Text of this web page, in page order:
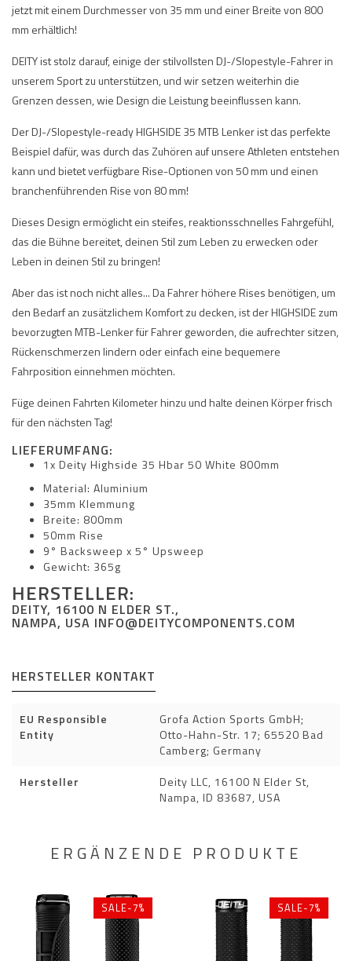
jetzt mit einem Durchmesser von 35 mm und einer Breite von 800
mm erhältlich!
DEITY ist stolz darauf, einige der stilvollsten DJ-/Slopestyle-Fahrer in
unserem Sport zu unterstützen, und wir setzen weiterhin die
Grenzen dessen, wie Design die Leistung beeinflussen kann.
Der DJ-/Slopestyle-ready HIGHSIDE 35 MTB Lenker ist das perfekte
Beispiel dafür, was durch das Zuhören auf unsere Athleten entstehen
kann und bietet verfügbare Rise-Optionen von 50 mm und einen
branchenführenden Rise von 80 mm!
Dieses Design ermöglicht ein steifes, reaktionsschnelles Fahrgefühl,
das die Bühne bereitet, deinen Stil zum Leben zu erwecken oder
Leben in deinen Stil zu bringen!
Aber das ist noch nicht alles... Da Fahrer höhere Rises benötigen, um
den Bedarf an zusätzlichem Komfort zu decken, ist der HIGHSIDE zum
bevorzugten MTB-Lenker für Fahrer geworden, die aufrechter sitzen,
Rückenschmerzen lindern oder einfach eine bequemere
Fahrposition einnehmen möchten.
Füge deinen Fahrten Kilometer hinzu und halte deinen Körper frisch
für den nächsten Tag!
LIEFERUMFANG:
1x Deity Highside 35 Hbar 50 White 800mm
Material: Aluminium
35mm Klemmung
Breite: 800mm
50mm Rise
9° Backsweep x 5° Upsweep
Gewicht: 365g
HERSTELLER:
DEITY, 16100 N ELDER ST.,
NAMPA, USA INFO@DEITYCOMPONENTS.COM
HERSTELLER KONTAKT
EU Responsible
Entity
Grofa Action Sports GmbH;
Otto-Hahn-Str. 17; 65520 Bad
Camberg; Germany
Hersteller
Deity LLC, 16100 N Elder St,
Nampa, ID 83687, USA
ERGÄNZENDE PRODUKTE
SALE-7% SALE-7%